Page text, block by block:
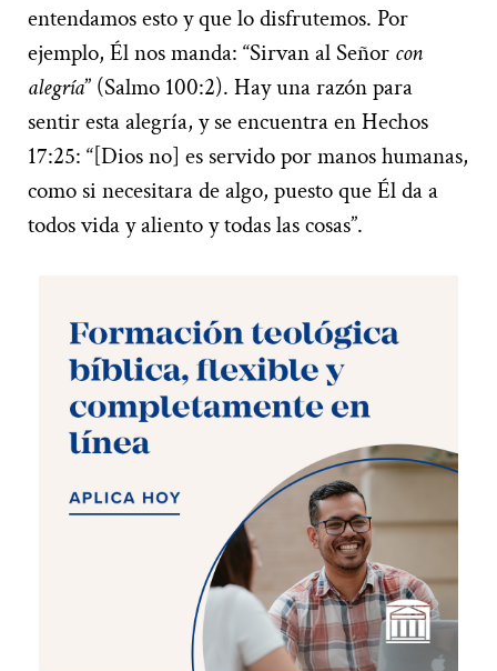
entendamos esto y que lo disfrutemos. Por
ejemplo, Él nos manda: “Sirvan al Señor con
alegría” (Salmo 100:2). Hay una razón para
sentir esta alegría, y se encuentra en Hechos
17:25: “[Dios no] es servido por manos humanas,
como si necesitara de algo, puesto que Él da a
todos vida y aliento y todas las cosas”.